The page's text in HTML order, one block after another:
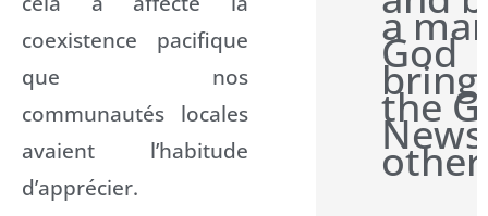
coexistence pacifique
que nos
communautés locales
avaient l’habitude
d’apprécier.
a
God
the